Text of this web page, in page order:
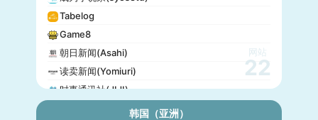
Tabelog
Game8
朝日新闻(Asahi)
读卖新闻(Yomiuri)
时事通讯社(JIJI)
网站
22
韩国（亚洲）